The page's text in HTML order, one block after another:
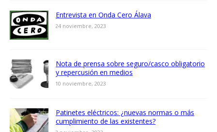
Entrevista en Onda Cero Álava
24 noviembre, 2023
Nota de prensa sobre seguro/casco obligatorio
y repercusión en medios
10 noviembre, 2023
Patinetes eléctricos: ¿nuevas normas o más
cumplimiento de las existentes?